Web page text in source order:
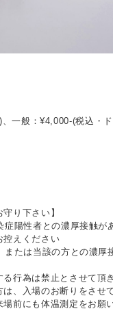
一般：¥4,000-(税込・
り下さい】
症陽性者との濃厚接触が
控えください
または当該の⽅との濃厚
⾏為は禁⽌とさせて頂
、⼊場のお断りをさせ
場前にも体温測定をお